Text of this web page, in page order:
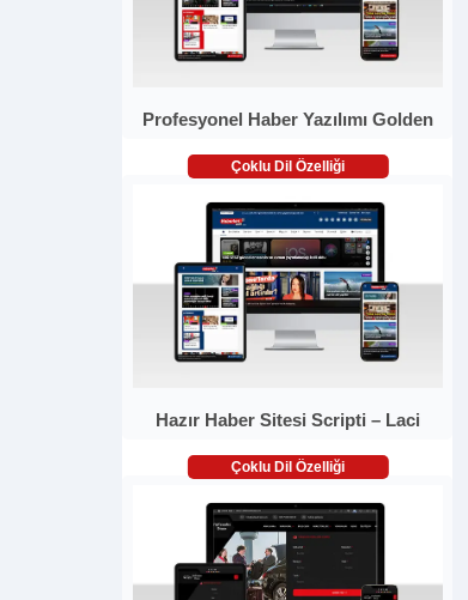
Profesyonel Haber Yazılımı Golden
Çoklu Dil Özelliği
Hazır Haber Sitesi Scripti – Laci
Çoklu Dil Özelliği